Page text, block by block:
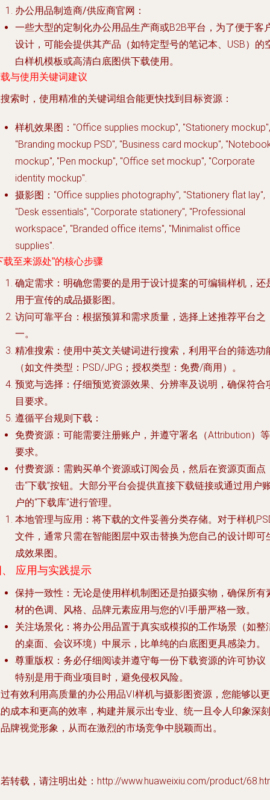
办公用品制造商/供应商官网 ：
一些大型的定制化办公用品生产商或B2B平台，为了便于客
设计，可能会提供其产品（如特定型号的笔记本、USB）的
白样机模板或高清白底图供下载使用。
与使用关键词建议
索时，使用精准的关键词组合能更快找到目标资源：
样机效果图 ："Office supplies mockup", "Stationery mockup",
"Branding mockup PSD", "Business card mockup",
mockup", "Pen mockup", "Office set mockup", "Corporate
identity mockup".
摄影图 ："Office supplies photography", "Stationery flat lay",
"Desk essentials", "Corporate stationery", "Professional
workspace", "Branded office items", "Minimalist office
supplies".
载至来源处”的核心步骤
确定需求 ：明确您需要的是用于设计提案的可编辑样机 ，还
用于宣传的成品摄影图。
访问可靠平台 ：根据预算和需求质量，选择上述推荐平台之
一。
精准搜索 ：使用中英文关键词进行搜索，利用平台的筛选功
（如文件类型：PSD/JPG；授权类型：免费/商用）。
预览与选择 ：仔细预览资源效果、分辨率及说明，确保符合
目要求。
遵循平台规则下载 ：
免费资源：可能需要注册账户，并遵守署名（Attribution）等
要求。
付费资源：需购买单个资源或订阅会员，然后在资源页面点
击“下载”按钮。大部分平台会提供直接下载链接或通过用户
户的“下载库”进行管理。
本地管理与应用 ：将下载的文件妥善分类存储。对于样机
文件，通常只需在智能图层中双击替换为您自己的设计即可
成效果图。
应用与实践提示
保持一致性 ：无论是使用样机制图还是拍摄实物，确保所有
材的色调、风格、品牌元素应用与您的VI手册严格一致。
关注场景化 ：将办公用品置于真实或模拟的工作场景（如整
的桌面、会议环境）中展示，比单纯的白底图更具感染力。
尊重版权 ：务必仔细阅读并遵守每一份下载资源的许可协议
特别是用于商业项目时，避免侵权风险。
有效利用高质量的办公用品VI样机与摄影图资源，您能够以更
成本和更高的效率，构建并展示出专业、统一且令人印象深刻
牌视觉形象，从而在激烈的市场竞争中脱颖而出。
转载，请注明出处：http://www.huaweixiu.com/product/